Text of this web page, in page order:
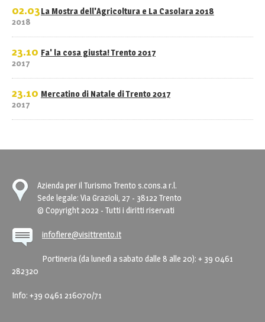
02.03
2018
La Mostra dell'Agricoltura e La Casolara 2018
23.10
2017
Fa' la cosa giusta! Trento 2017
23.10
2017
Mercatino di Natale di Trento 2017
Azienda per il Turismo Trento s.cons.a r.l.
Sede legale: Via Grazioli, 27 - 38122 Trento
© Copyright 2022 - Tutti i diritti riservati
infofiere@visittrento.it
Portineria (da lunedì a sabato dalle 8 alle 20): + 39 0461
282320
Info: +39 0461 216070/71